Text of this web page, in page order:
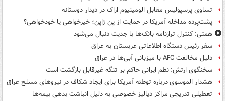
تساوی پرسپولیس مقابل الومینیوم اراک در دیدار دوستانه
پشت‌پرده مداخله آمریکا در حمایت از یِن ژاپن؛ خیرخواهی یا خودخواهی؟
همتی: کنترل ترازنامه بانک‌ها با جدیت دنبال می‌شود
سفر رئیس دستگاه اطلاعاتی عربستان به عراق
دلیل مخالفت AFC با میزبانی آبی‌ها در عراق
سخنگوی ارتش: نظم ایرانی حاکم بر تنگه غیرقابل بازگشت است
هشدار الموسوی درباره توطئه آمریکا برای ایجاد شکاف در نیروهای مسلح عراق
تعطیلی تدریجی مراکز دیالیز خصوصی به دلیل انباشت بدهی بیمه‌ها